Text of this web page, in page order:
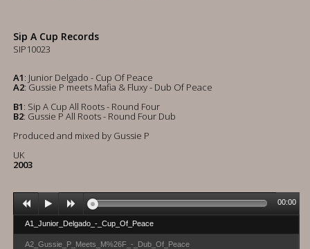
Sip A Cup Records
SIP10023
A1: Junior Delgado - Cup Of Peace
A2: Gussie P meets Mafia & Fluxy - Dub Of Peace
B1: Sip A Cup All Roots - Round Four
B2: Gussie P All Roots - Round Four Dub
Produced and mixed by Gussie P
UK
2003
A1_Junior_Delgado_-_Cup_Of_Peace
A2_Gussie_P_Meets_M%26F_-_Dub_Of_Peace
00:00